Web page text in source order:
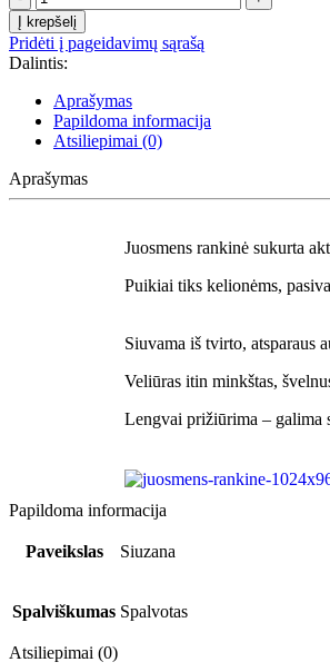
Į krepšelį
Pridėti į pageidavimų sąrašą
Dalintis:
Aprašymas
Papildoma informacija
Atsiliepimai (0)
Aprašymas
Juosmens rankinė sukurta
Puikiai tiks kelionėms,
Siuvama iš tvirto, atsparaus
Veliūras itin minkštas,
Lengvai prižiūrima – galima
Papildoma informacija
Paveikslas Siuzana
Spalviškumas Spalvotas
Atsiliepimai (0)